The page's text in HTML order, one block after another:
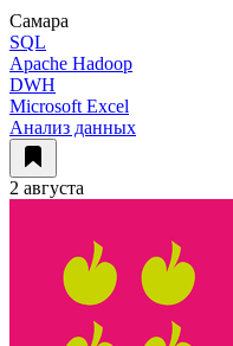
Самара
SQL
Apache Hadoop
DWH
Microsoft Excel
Анализ данных
2 августа